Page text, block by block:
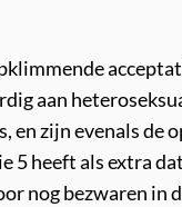
aan
zijn evenals de
5 heeft als extra
nog bezwaren in